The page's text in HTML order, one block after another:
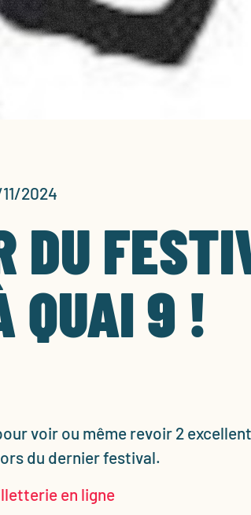
2024
DU
QUAI 9 !
voir ou même revoir 2
du dernier festival.
en ligne